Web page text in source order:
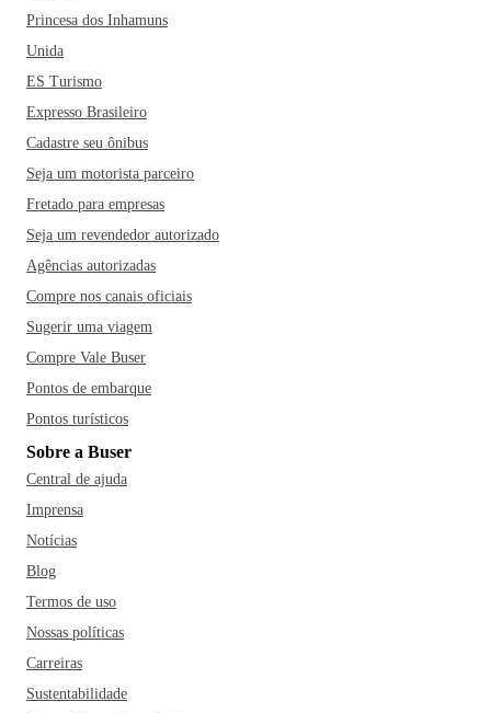
Princesa dos Inhamuns
Unida
ES Turismo
Expresso Brasileiro
Cadastre seu ônibus
Seja um motorista parceiro
Fretado para empresas
Seja um revendedor autorizado
Agências autorizadas
Compre nos canais oficiais
Sugerir uma viagem
Compre Vale Buser
Pontos de embarque
Pontos turísticos
Sobre a Buser
Central de ajuda
Imprensa
Notícias
Blog
Termos de uso
Nossas políticas
Carreiras
Sustentabilidade